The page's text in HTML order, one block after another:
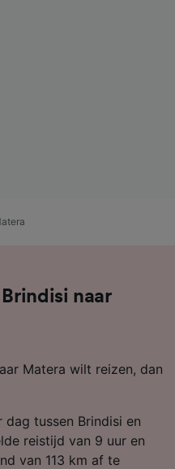
naar
Matera wilt reizen, dan
tussen Brindisi en
reistijd van 9 uur en
van 113 km af te